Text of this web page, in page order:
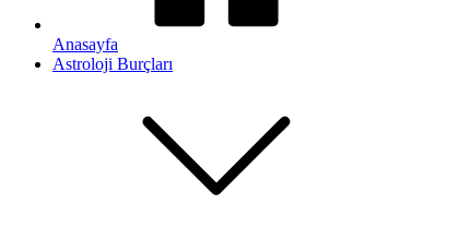
Anasayfa
Astroloji Burçları